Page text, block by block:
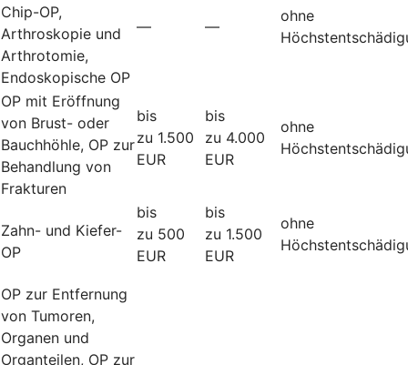
Chip-OP,
Arthroskopie und
Arthrotomie,
Endoskopische OP
— —
ohne
OP mit Eröffnung
von Brust- oder
Bauchhöhle, OP zur
Behandlung von
Frakturen
bis
zu 1.500
EUR
bis
zu 4.000
EUR
ohne
Zahn- und Kiefer-
OP
bis
zu 500
EUR
bis
zu 1.500
EUR
ohne
OP zur Entfernung
von Tumoren,
Organen und
Organteilen, OP zur